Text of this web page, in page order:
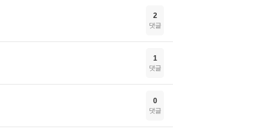
2
댓글
1
댓글
0
댓글